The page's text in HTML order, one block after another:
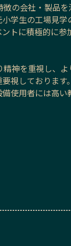
徴の会社・製品
学生の工場見学
トに積極的に参
精神を重視し、
視しております
使用者には高い